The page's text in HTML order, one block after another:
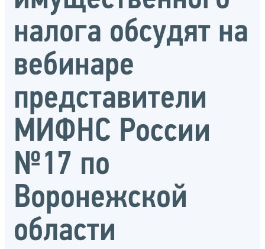
налога обсудят на
вебинаре
представители
МИФНС России
№17 по
Воронежской
области